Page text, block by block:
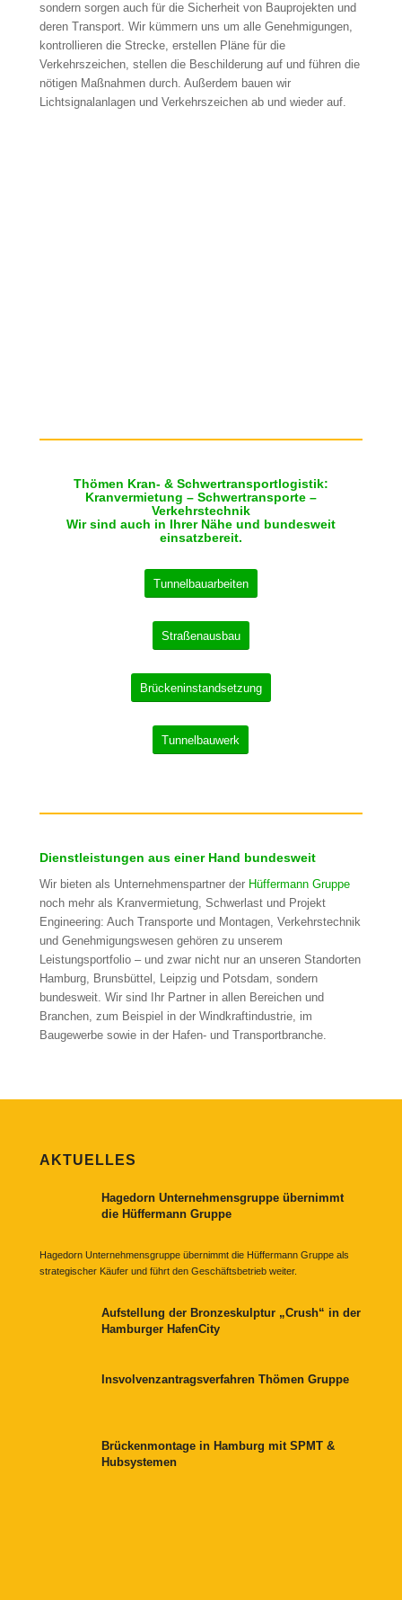
sondern sorgen auch für die Sicherheit von Bauprojekten und
deren Transport. Wir kümmern uns um alle Genehmigungen,
kontrollieren die Strecke, erstellen Pläne für die
Verkehrszeichen, stellen die Beschilderung auf und führen die
nötigen Maßnahmen durch. Außerdem bauen wir
Lichtsignalanlagen und Verkehrszeichen ab und wieder auf.
Thömen Kran- & Schwertransportlogistik:
Kranvermietung – Schwertransporte –
Verkehrstechnik
Wir sind auch in Ihrer Nähe und bundesweit
einsatzbereit.
Tunnelbauarbeiten
Straßenausbau
Brückeninstandsetzung
Tunnelbauwerk
Dienstleistungen aus einer Hand bundesweit
Wir bieten als Unternehmenspartner der Hüffermann Gruppe
noch mehr als Kranvermietung, Schwerlast und Projekt
Engineering: Auch Transporte und Montagen, Verkehrstechnik
und Genehmigungswesen gehören zu unserem
Leistungsportfolio – und zwar nicht nur an unseren Standorten
Hamburg, Brunsbüttel, Leipzig und Potsdam, sondern
bundesweit. Wir sind Ihr Partner in allen Bereichen und
Branchen, zum Beispiel in der Windkraftindustrie, im
Baugewerbe sowie in der Hafen- und Transportbranche.
AKTUELLES
Hagedorn Unternehmensgruppe übernimmt
die Hüffermann Gruppe
Hagedorn Unternehmensgruppe übernimmt die Hüffermann Gruppe als
strategischer Käufer und führt den Geschäftsbetrieb weiter.
Aufstellung der Bronzeskulptur „Crush“ in der
Hamburger HafenCity
Insvolvenzantragsverfahren Thömen Gruppe
Brückenmontage in Hamburg mit SPMT &
Hubsystemen